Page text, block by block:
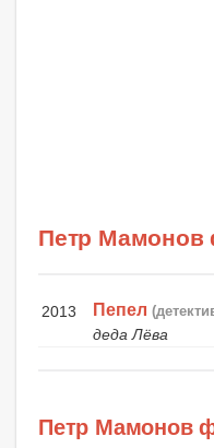
Петр Мамонов
2013 Пепел
деда Лёва
Петр Мамонов